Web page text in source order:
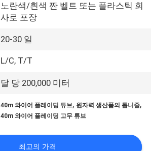
노란색/흰색 짠 벨트 또는 플라스틱 회
사로 포장
20-30 일
L/C, T/T
달 당 200,000 미터
40m 와이어 플레이딩 튜브, 원자력 생산품의 톱니줄,
40m 와이어 플레이딩 고무 튜브
최고의 가격